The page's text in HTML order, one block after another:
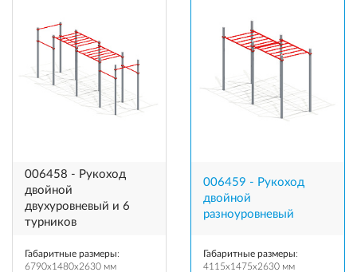
006458 - Рукоход
двойной
двухуровневый и 6
турников
Габаритные размеры:
6790x1480x2630 мм
006459 - Рукоход
двойной
разноуровневый
Габаритные размеры:
4115x1475x2630 мм